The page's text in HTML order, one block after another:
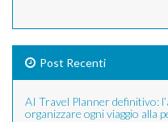
Post Recenti
AI Travel Planner definitivo:
organizzare ogni viaggio alla